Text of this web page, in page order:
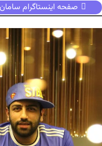
صفحه اینستاگرام